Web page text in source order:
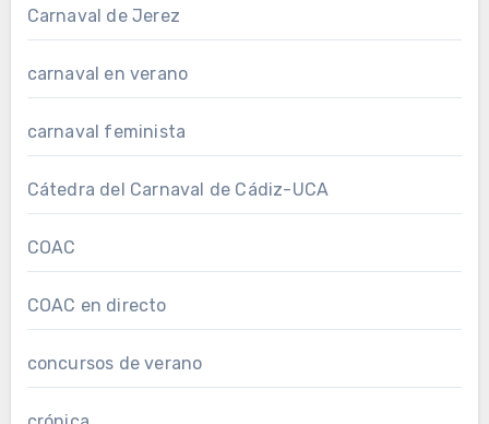
Carnaval de Jerez
carnaval en verano
carnaval feminista
Cátedra del Carnaval de Cádiz-UCA
COAC
COAC en directo
concursos de verano